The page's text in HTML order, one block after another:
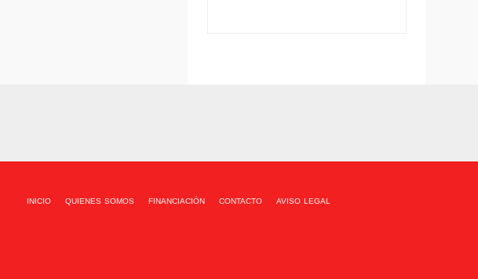
inicio quienes somos financiación contacto aviso legal